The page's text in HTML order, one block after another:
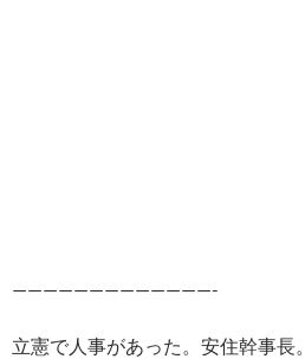
—————————————-
立憲で人事があった。安住幹事長。